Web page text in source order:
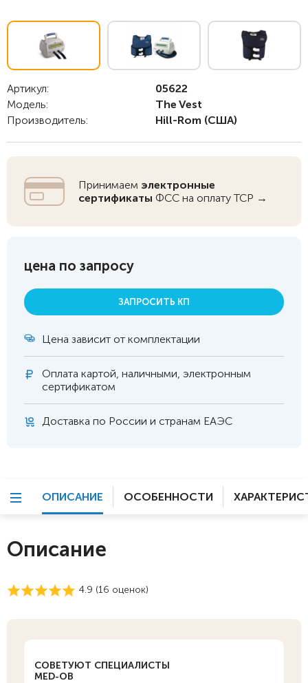
Артикул:
05622
Модель:
The Vest
Производитель:
Hill-Rom (США)
Принимаем электронные
сертификаты ФСС на оплату ТСР →
цена по запросу
ЗАПРОСИТЬ КП
Цена зависит от комплектации
Оплата картой, наличными, электронным
сертификатом
Доставка по России и странам ЕАЭС
ОПИСАНИЕ ОСОБЕННОСТИ
Описание
4.9 (16 оценок)
СОВЕТУЮТ СПЕЦИАЛИСТЫ
MED-OB